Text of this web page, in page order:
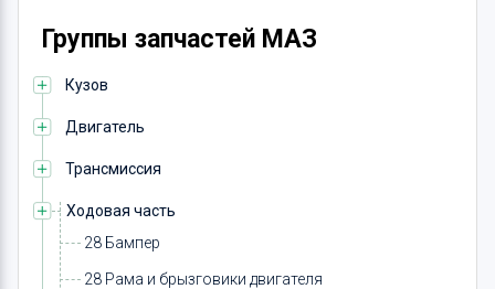
Группы запчастей МАЗ
Кузов
Двигатель
Трансмиссия
Ходовая часть
28 Бампер
28 Рама и брызговики двигателя